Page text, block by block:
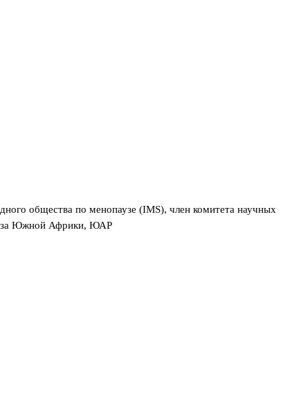
общества по менопаузе (IMS), член комитета научных
Южной Африки, ЮАР